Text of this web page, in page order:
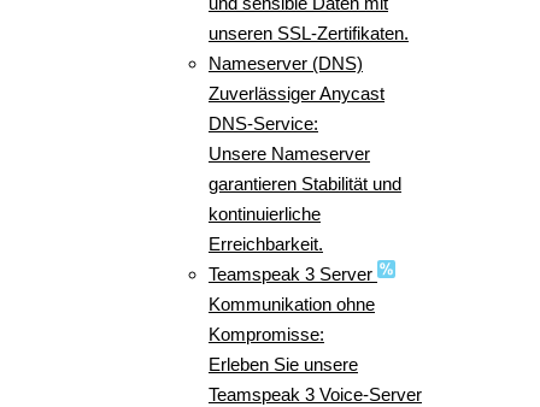
unseren SSL-Zertifikaten.
Nameserver (DNS)
Zuverlässiger Anycast
DNS-Service:
Unsere Nameserver
garantieren Stabilität und
kontinuierliche
Erreichbarkeit.
Teamspeak 3 Server
Kommunikation ohne
Kompromisse:
Erleben Sie unsere
Teamspeak 3 Voice-Server